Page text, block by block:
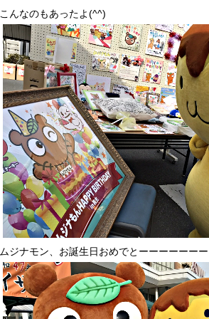
こんなのもあったよ(^^)
ムジナモン、お誕生日おめでとーーーーーー